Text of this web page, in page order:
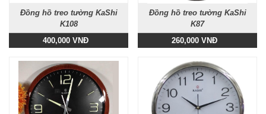
Đồng hồ treo tường KaShi
K108
400,000 VNĐ
Đồng hồ treo tường KaShi
K87
260,000 VNĐ